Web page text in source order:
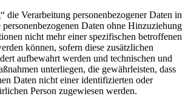
die Verarbeitung personenbezogener Daten in
personenbezogenen Daten ohne Hinzuziehung
nicht mehr einer spezifischen betroffenen
können, sofern diese zusätzlichen
aufbewahrt werden und technischen und
unterliegen, die gewährleisten, dass
Daten nicht einer identifizierten oder
Person zugewiesen werden.